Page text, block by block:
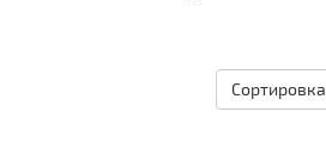
Сортировка